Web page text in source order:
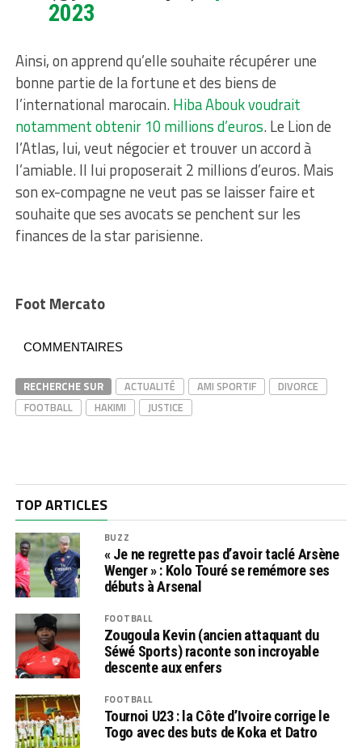
2023
Ainsi, on apprend qu’elle souhaite récupérer une
bonne partie de la fortune et des biens de
l’international marocain.Hiba Abouk voudrait
notamment obtenir 10 millions d’euros. Le Lion de
l’Atlas, lui, veut négocier et trouver un accord à
l’amiable. Il lui proposerait 2 millions d’euros. Mais
son ex-compagne ne veut pas se laisser faire et
souhaite que ses avocats se penchent sur les
finances de la star parisienne.
Foot Mercato
COMMENTAIRES
RECHERCHE SUR ACTUALITÉ AMI SPORTIF
DIVORCE
FOOTBALL
HAKIMI JUSTICE
TOP ARTICLES
BUZZ
« Je ne regrette pas d’avoir taclé Arsène
Wenger » : Kolo Touré se remémore ses
débuts à Arsenal
FOOTBALL
Zougoula Kevin (ancien attaquant du
Séwé Sports) raconte son incroyable
descente aux enfers
FOOTBALL
Tournoi U23 : la Côte d’Ivoire corrige le
Togo avec des buts de Koka et Datro